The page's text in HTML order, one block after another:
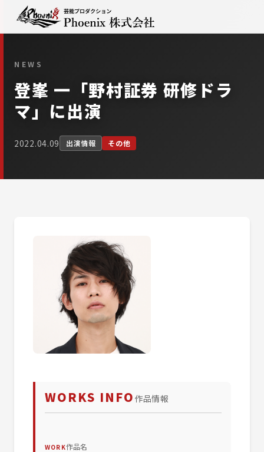
NEWS
登峯 一「野村証券 研修ドラ
マ」に出演
2022.04.09 出演情報 その他
WORKS INFO 作品情報
WORK作品名